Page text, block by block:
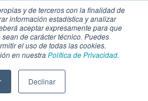
y de terceros con la finalidad de
información estadística y analizar
aceptar expresamente para que
de carácter técnico. Puedes
el uso de todas las cookies.
en nuestraPolítica de Privacidad.
Declinar